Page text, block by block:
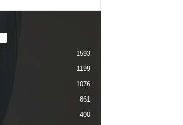
1593
1199
1076
861
400